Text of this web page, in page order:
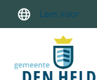
Lees voor